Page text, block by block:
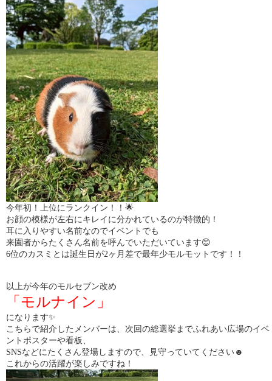
今年初！上位にランクイン！！🌟
お顔の模様が左右にキレイに分かれているのが特徴的！
耳に入りやすい名前なのでイベントでも
来園者からたくさん名前を呼んでいただいています😊
6位のカスミとは誕生日が2ヶ月差で最年少モルモットです！！
以上が今年のモルセブン改め
「モルナイン」
になります✨
こちらで紹介したメンバーは、次回の総選挙までふれあい広場のイベ
ントポスターや看板、
SNSなどにたくさん登場しますので、見守っていてください☻
これからの活躍が楽しみですね！